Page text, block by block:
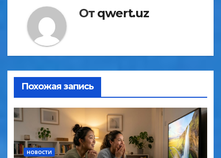
От qwert.uz
Похожая запись
НОВОСТИ